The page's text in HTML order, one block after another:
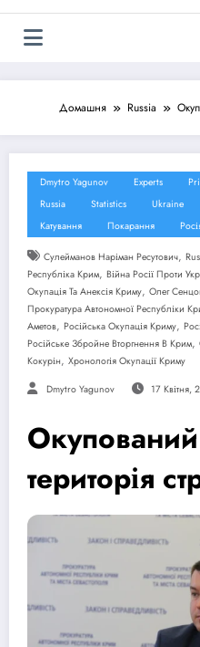
Домашня Russia
Dmytro Yagunov Experts
Russia
Statistics Ukraine
Катування
Покарання
Cулейманов Наріман Ресутович,
Республіка Крим, Війна Росії Проти
Окупація Та Анексія Криму, Олег
Прокуратура Автономної Республіки
Аметов, Російська Окупація Криму,
Російське Збройне Вторгнення В Крим,
Кокурін, Хронологія Окупації Криму
Dmytro Yagunov 17 Квітня,
територія